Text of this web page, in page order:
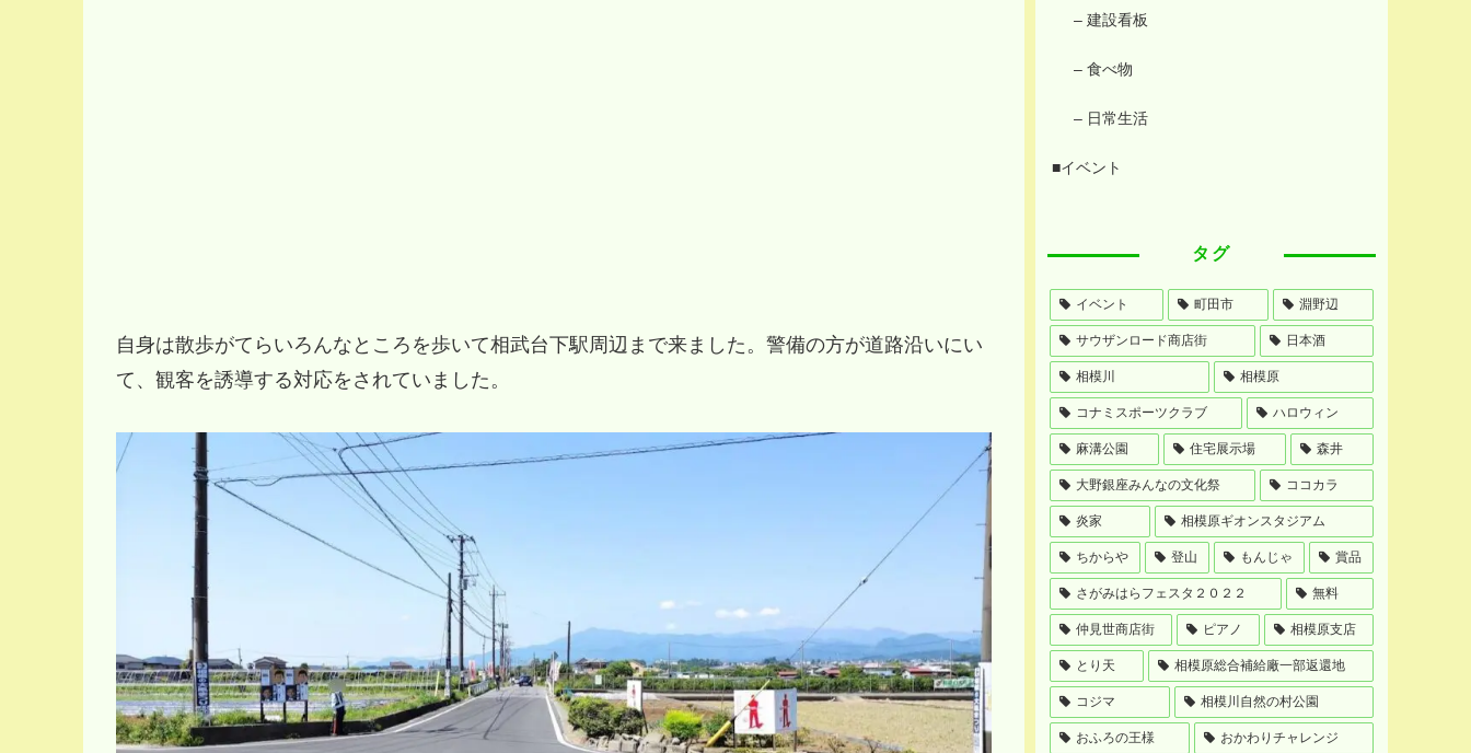
自身は散歩がてらいろんなところを歩いて相武台下駅周辺まで来ました。警備の方が道路沿いにい
て、観客を誘導する対応をされていました。
– 建設看板
– 食べ物
– 日常生活
■イベント
タグ
イベント 町田市 淵野辺
サウザンロード商店街 日本酒
相模川 相模原
コナミスポーツクラブ ハロウィン
麻溝公園 住宅展示場 森井
大野銀座みんなの文化祭 ココカラ
炎家 相模原ギオンスタジアム
ちからや 登山 もんじゃ 賞品
さがみはらフェスタ２０２２ 無料
仲見世商店街 ピアノ 相模原支店
とり天 相模原総合補給廠一部返還地
コジマ 相模川自然の村公園
おふろの王様 おかわりチャレンジ